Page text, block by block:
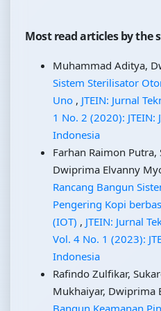
Most read articles by the
Muhammad Aditya,
Sistem Sterilisator
Uno , JTEIN: Jurnal
1 No. 2 (2020): JTEIN:
Indonesia
Farhan Raimon Putra,
Dwiprima Elvanny
Rancang Bangun
Pengering Kopi
(IOT) , JTEIN: Jurnal
Vol. 4 No. 1 (2023):
Indonesia
Rafindo Zulfikar,
Mukhaiyar, Dwiprima